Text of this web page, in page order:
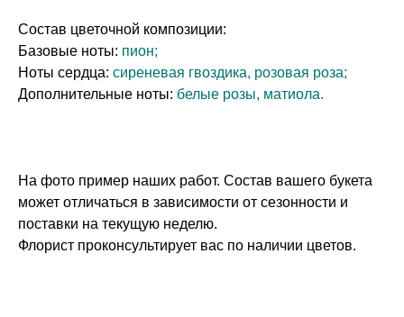
Состав цветочной композиции:
Базовые ноты: пион;
Ноты сердца: сиреневая гвоздика, розовая роза;
Дополнительные ноты: белые розы, матиола.
На фото пример наших работ. Состав вашего букета
может отличаться в зависимости от сезонности и
поставки на текущую неделю.
Флорист проконсультирует вас по наличии цветов.